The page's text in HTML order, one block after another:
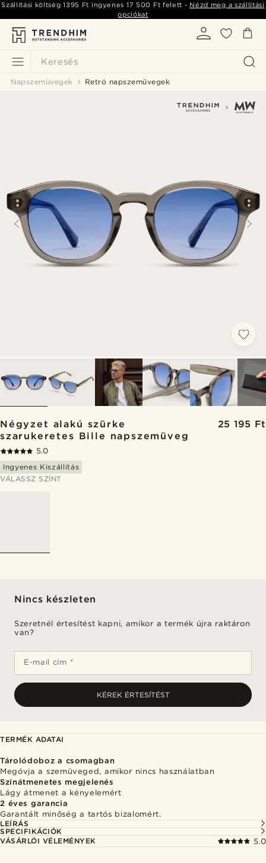
Keresés
Szállítási költség1395 Ft ingyenes 17 500 Ft felett - Nézd meg a szállítási
opciókat
Napszemüvegek Retró napszemüvegek
Négyzet alakú szürke
szarukeretes Bille napszemüveg
25 195 Ft
5.0
Ingyenes Kiszállítás
VÁLASSZ SZÍNT
Nincs készleten
Szeretnél értesítést kapni, amikor a termék újra raktáron
van?
E-mail cím *
KÉREK ÉRTESÍTÉST
TERMÉK ADATAI
Tárolódoboz a csomagban
Megóvja a szemüveged, amikor nincs használatban
Színátmenetes megjelenés
Lágy átmenet a kényelemért
2 éves garancia
Garantált minőség a tartós bizalomért.
LEÍRÁS
SPECIFIKÁCIÓK
VÁSÁRLÓI VÉLEMÉNYEK
5.0